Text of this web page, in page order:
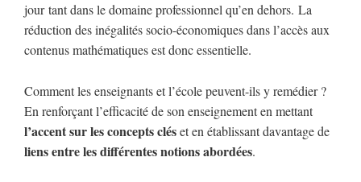
jour tant dans le domaine professionnel qu’en dehors. La
réduction des inégalités socio-économiques dans l’accès aux
contenus mathématiques est donc essentielle.
Comment les enseignants et l’école peuvent-ils y remédier ?
En renforçant l’efficacité de son enseignement en mettant
l’accent sur les concepts cléset en établissant davantage de
liens entre les différentes notions abordées.